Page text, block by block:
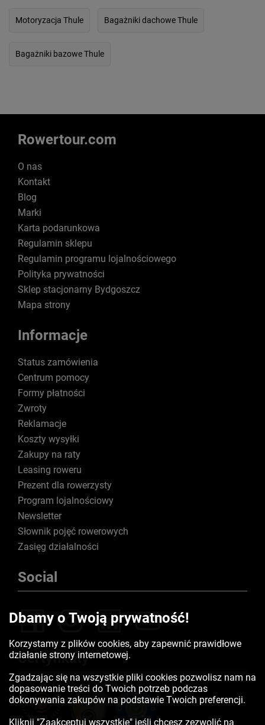
Motoryzacja Thule Bagażniki dachowe Thule
Bagażniki bazowe Thule
Rowertour.com
O nas
Kontakt
Blog
Marki
Karta podarunkowa
Regulamin sklepu
Regulamin programu lojalnościowego
Polityka prywatności
Sklep stacjonarny Bydgoszcz
Mapa strony
Informacje
Status zamówienia
Centrum pomocy
Formy płatności
Zwroty
Reklamacje
Koszty wysyłki
Zakupy na raty
Leasing roweru
Prezent dla rowerzysty
Program lojalnościowy
Newsletter
Słownik pojęć rowerowych
Zasięg działalności
Social
Certyfikaty
Dbamy o Twoją prywatność!
Korzystamy z plików cookies, aby zapewnić prawidłowe
działanie strony internetowej.
Zgadzając się na wszystkie pliki cookies pozwolisz nam na
dopasowanie treści do Twoich potrzeb podczas
dokonywania zakupów na podstawie Twoich preferencji.
Kliknij "Zaakceptuj wszystkie" jeśli chcesz zezwolić na